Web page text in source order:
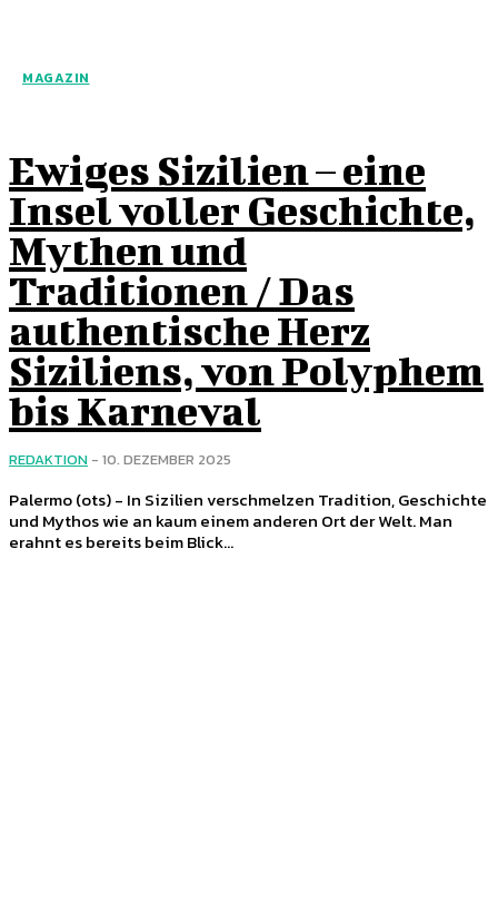
MAGAZIN
Ewiges Sizilien – eine
Insel voller Geschichte,
Mythen und
Traditionen / Das
authentische Herz
Siziliens, von Polyphem
bis Karneval
REDAKTION - 10. DEZEMBER 2025
Palermo (ots) - In Sizilien verschmelzen Tradition, Geschichte
und Mythos wie an kaum einem anderen Ort der Welt. Man
erahnt es bereits beim Blick...